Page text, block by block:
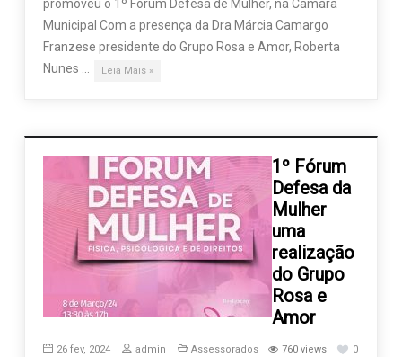
promoveu o 1º Fórum Defesa de Mulher, na Câmara
Municipal Com a presença da Dra Márcia Camargo
Franzese presidente do Grupo Rosa e Amor, Roberta
Nunes …
Leia Mais »
1º Fórum
Defesa da
Mulher
uma
realização
do Grupo
Rosa e
Amor
26 fev, 2024 admin Assessorados 760 views 0